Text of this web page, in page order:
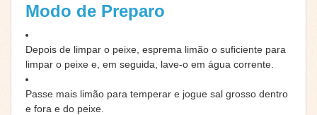
Modo de Preparo
Depois de limpar o peixe, esprema limão o suficiente para
limpar o peixe e, em seguida, lave-o em água corrente.
Passe mais limão para temperar e jogue sal grosso dentro
e fora e do peixe.